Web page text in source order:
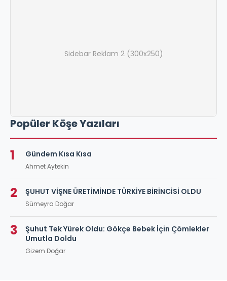
Sidebar Reklam 2 (300x250)
Popüler Köşe Yazıları
1 Gündem Kısa Kısa
Ahmet Aytekin
2 ŞUHUT VİŞNE ÜRETİMİNDE TÜRKİYE BİRİNCİSİ OLDU
Sümeyra Doğar
3
Şuhut Tek Yürek Oldu: Gökçe Bebek İçin Çömlekler
Umutla Doldu
Gizem Doğar